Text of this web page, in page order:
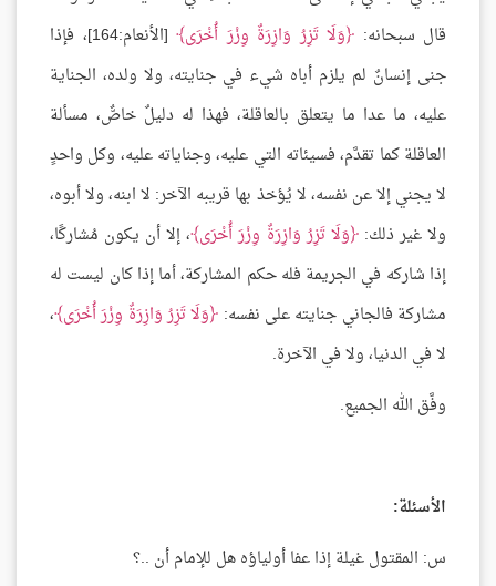
قال سبحانه:
وَلَا تَزِرُ وَازِرَةٌ وِزْرَ أُخْرَى
[الأنعام:164]، فإذا
جنى إنسانٌ لم يلزم أباه شيء في جنايته، ولا ولده، الجناية
عليه، ما عدا ما يتعلق بالعاقلة، فهذا له دليلٌ خاصٌّ، مسألة
العاقلة كما تقدَّم، فسيئاته التي عليه، وجناياته عليه، وكل واحدٍ
لا يجني إلا عن نفسه، لا يُؤخذ بها قريبه الآخر: لا ابنه، ولا أبوه،
ولا غير ذلك: وَلَا تَزِرُ وَازِرَةٌ وِزْرَ أُخْرَى ، إلا أن يكون مُشاركًا،
إذا شاركه في الجريمة فله حكم المشاركة، أما إذا كان ليست له
مشاركة فالجاني جنايته على نفسه: وَلَا تَزِرُ وَازِرَةٌ وِزْرَ أُخْرَى ،
لا في الدنيا، ولا في الآخرة.
وفَّق الله الجميع.
الأسئلة:
س: المقتول غيلة إذا عفا أولياؤه هل للإمام أن ..؟